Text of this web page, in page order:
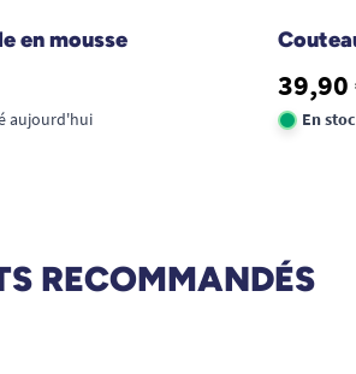
en mousse
aujourd'hui
39,90
En
RECOMMANDÉS